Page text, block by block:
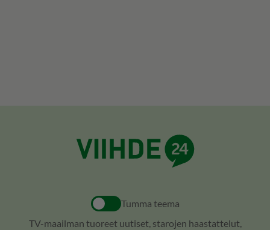
Tumma teema
TV-maailman tuoreet uutiset, starojen haastattelut,